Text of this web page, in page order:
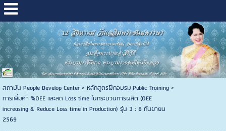
สถาบัน People Develop Center> หลักสูตรฝึกอบรม Public Training>
การเพิ่มค่า %OEE และลด Loss time ในกระบวนการผลิต (OEE
increasing & Reduce Loss time in Production) รุ่น 3 : 8 กันยายน
2569